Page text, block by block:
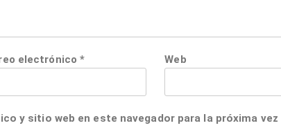
electrónico* Web
y sitio web en este navegador para la próxima vez